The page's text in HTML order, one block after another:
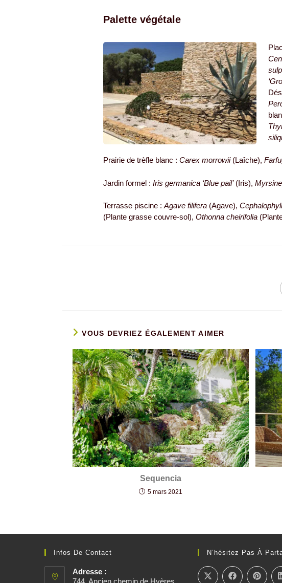
Palette végétale
Prairie de trèfle blanc : Carex morrowii(Laîche),
Jardin formel : Iris germanica ‘Blue pail’(Iris),
Terrasse piscine : Agave filifera (Agave),
(Plante grasse couvre-sol), Othonna cheirifolia
VOUS DEVRIEZ ÉGALEMENT AIMER
Sequencia
5 mars 2021
Infos De Contact
Adresse :
N’hésitez Pas À